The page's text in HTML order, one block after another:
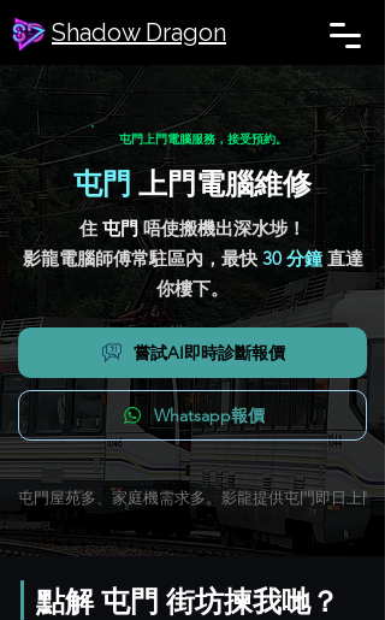
Shadow Dragon
​屯門上門電腦服務，接受預約。
屯門上門電腦維修
住 屯門唔使搬機出深水埗！
影龍電腦師傅常駐區內，最快 30 分鐘直達
你樓下。
嘗試AI即時診斷報價
Whatsapp報價
屯門屋苑多、家庭機需求多。影龍提供屯門即日
點解 屯門 街坊揀我哋？